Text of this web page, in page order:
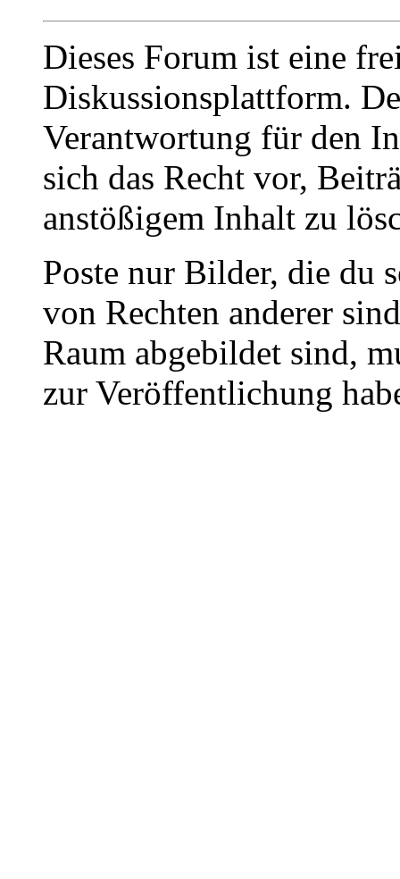
Dieses Forum ist eine
Diskussionsplattform.
Verantwortung für den
sich das Recht vor,
anstößigem Inhalt zu
Poste nur Bilder, die du
von Rechten anderer
Raum abgebildet sind,
zur Veröffentlichung